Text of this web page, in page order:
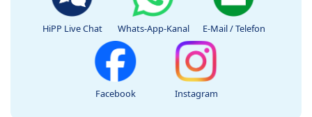
HiPP Live Chat Whats-App-Kanal E-Mail / Telefon
Facebook Instagram